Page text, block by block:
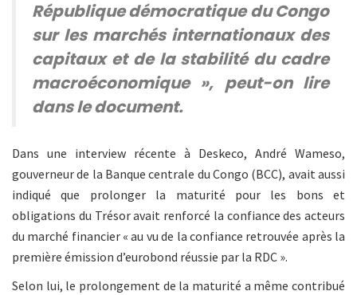
République démocratique du Congo
sur les marchés internationaux des
capitaux et de la stabilité du cadre
macroéconomique », peut-on lire
dans le document.
Dans une interview récente à Deskeco, André Wameso,
gouverneur de la Banque centrale du Congo (BCC), avait aussi
indiqué que prolonger la maturité pour les bons et
obligations du Trésor avait renforcé la confiance des acteurs
du marché financier « au vu de la confiance retrouvée après la
première émission d’eurobond réussie par la RDC ».
Selon lui, le prolongement de la maturité a même contribué